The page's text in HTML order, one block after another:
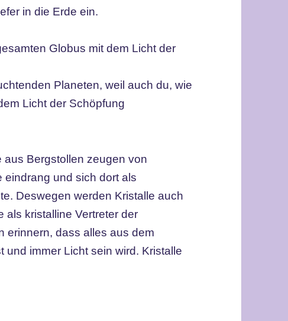
in die Erde ein.
Globus mit dem Licht der
Planeten, weil auch du, wie
Licht der Schöpfung
Bergstollen zeugen von
eindrang und sich dort als
Deswegen werden Kristalle auch
als kristalline Vertreter der
erinnern, dass alles aus dem
und immer Licht sein wird. Kristalle